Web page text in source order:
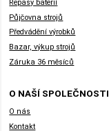
Repasy baterií
Půjčovna strojů
Předvádění výrobků
Bazar, výkup strojů
Záruka 36 měsíců
O NAŠÍ SPOLEČNOSTI
O nás
Kontakt